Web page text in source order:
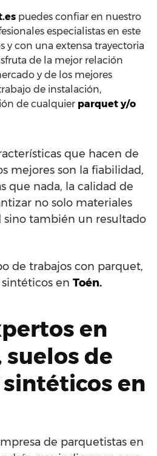
puedes confiar en nuestro
especialistas en este
y con una extensa trayectoria
de la mejor relación
y de los mejores
de instalación,
de cualquier parquet y/o
que hacen de
mejores son la fiabilidad,
que nada, la calidad de
no solo materiales
también un resultado
de trabajos con parquet,
en Toén.
en
de
en
de parquetistas en